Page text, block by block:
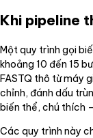
Khi pipeline
Một quy trình gọi
khoảng 10 đến 15
FASTQ thô từ máy
chỉnh, đánh dấu
biến thể, chú thích
Các quy trình này